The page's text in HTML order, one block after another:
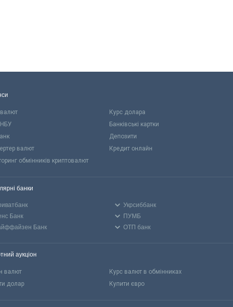
Курс долара
Банківські картки
Депозити
валют
Кредит онлайн
обмінників криптовалют
банки
Укрсиббанк
Банк
ПУМБ
Банк
ОТП банк
аукціон
валют Курс валют в обмінниках
долар
Купити євро